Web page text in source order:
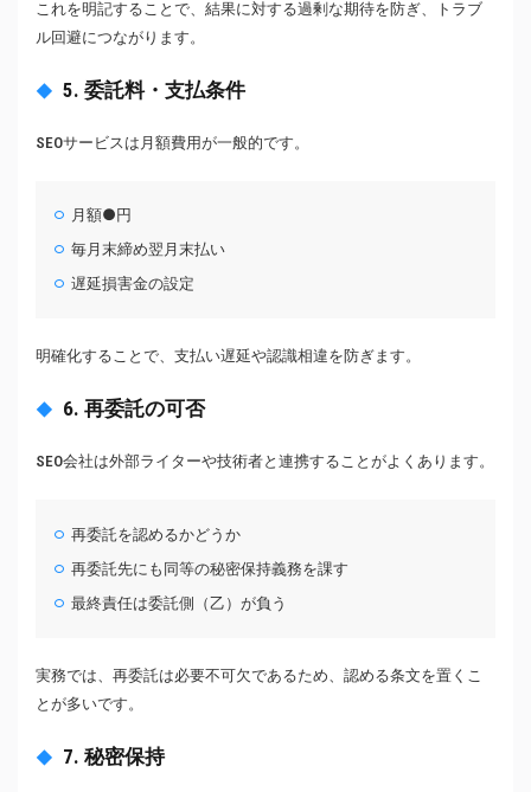
これを明記することで、結果に対する過剰な期待を防ぎ、トラブ
ル回避につながります。
5. 委託料・支払条件
SEOサービスは月額費用が一般的です。
月額●円
毎月末締め翌月末払い
遅延損害金の設定
明確化することで、支払い遅延や認識相違を防ぎます。
6. 再委託の可否
SEO会社は外部ライターや技術者と連携することがよくあります。
再委託を認めるかどうか
再委託先にも同等の秘密保持義務を課す
最終責任は委託側（乙）が負う
実務では、再委託は必要不可欠であるため、認める条文を置くこ
とが多いです。
7. 秘密保持